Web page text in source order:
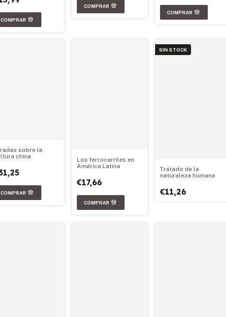
sobre la
china
Los ferrocarriles en
América Latina
€17,66
SIN STOCK
Tratado de la
naturaleza humana
€11,26